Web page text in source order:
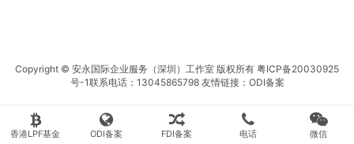
Copyright © 安永国际企业服务（深圳）工作室 版权所有 粤ICP备20030925
号-1联系电话：13045865798 友情链接： ODI备案
香港LPF基金 ODI备案 FDI备案 电话 微信